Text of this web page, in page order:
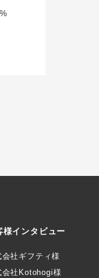
様インタビュー
会社ギフティ様
会社Kotohogi様